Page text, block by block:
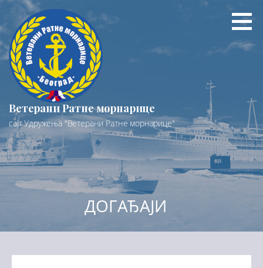
Preskoči
sadržaj
Ветерани Ратне морнарице
сајт Удружења "Ветерани Ратне морнарице"
ДОГАЂАЈИ